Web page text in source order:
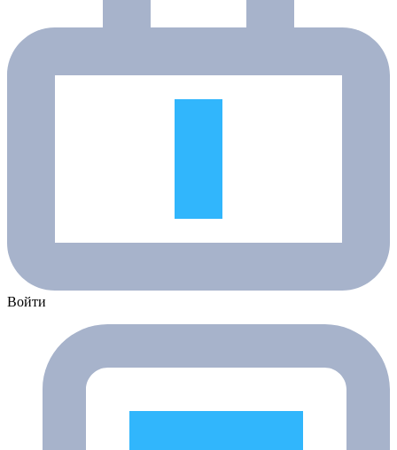
Войти